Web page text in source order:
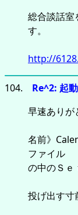
総合談話室
す。
http://
104. Re^2: 起
早速ありが
名前》
ファイル
の中のＳｅ
投げ出す寸